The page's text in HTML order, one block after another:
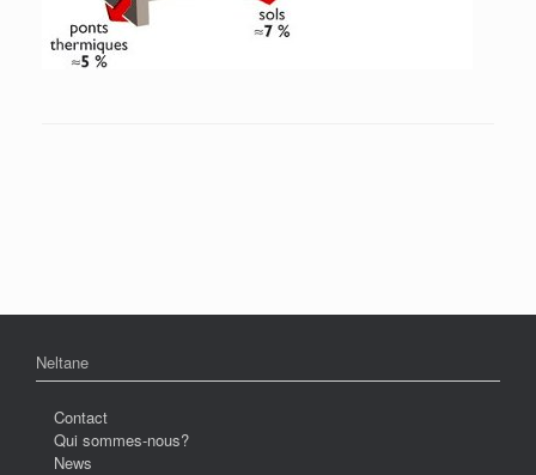
Neltane
Contact
Qui sommes-nous?
News